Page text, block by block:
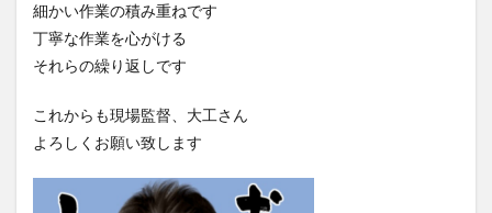
細かい作業の積み重ねです
丁寧な作業を心がける
それらの繰り返しです
これからも現場監督、大工さん
よろしくお願い致します